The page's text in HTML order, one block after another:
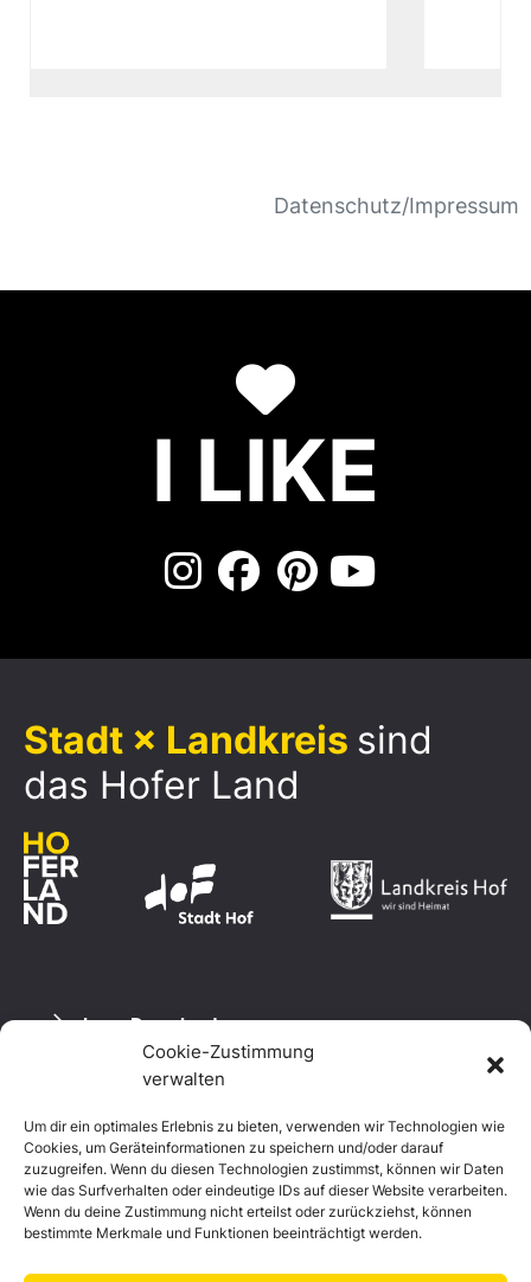
Cookie-Zustimmung
verwalten
Um dir ein optimales Erlebnis zu bieten, verwenden wir Technologien wie
Cookies, um Geräteinformationen zu speichern und/oder darauf
zuzugreifen. Wenn du diesen Technologien zustimmst, können wir Daten
wie das Surfverhalten oder eindeutige IDs auf dieser Website verarbeiten.
Wenn du deine Zustimmung nicht erteilst oder zurückziehst, können
bestimmte Merkmale und Funktionen beeinträchtigt werden.
Datenschutz/Impressum
I LIKE
Stadt × Landkreis sind
das Hofer Land
Logo Download
Datenschutzerklärung
Impressum
Cookie-Richtlinie (EU)